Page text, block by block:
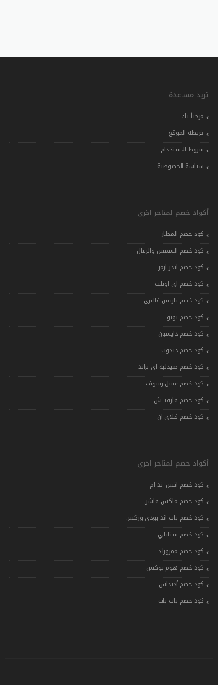
تريد مساعدة
مرحباً بك
خريطة الموقع
شروط الاستخدام
سياسة الخصوصية
أكواد خصم لمتاجر اخرى
كود خصم المطار
كود خصم الشمس والرمال
كود خصم اندر ارمر
كود خصم اي اوتلت
كود خصم باريس غاليري
كود خصم تويو
كود خصم دايسون
كود خصم دبدوب
كود خصم صيدلية اي براند
كود خصم عسل رشوف
كود خصم فارفيتش
كود خصم فلاي ان
أكواد خصم لمتاجر اخرى
كود خصم اتش اند ام
كود خصم ماكس فاشن
كود خصم باث اند بودي وركس
كود خصم ستايلي
كود خصم ممزورلد
كود خصم هوم بوكس
كود خصم أديداس
كود خصم بات بات